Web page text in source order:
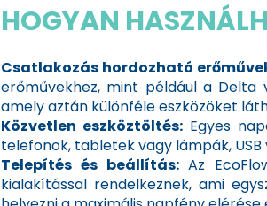
HOGYAN
Csatlakozás hordozható
erőművekhez, mint például a Delta
amely aztán különféle eszközöket
Közvetlen eszköztöltés:Egyes
telefonok, tabletek vagy lámpák,
Telepítés és beállítás: Az
kialakítással rendelkeznek, ami